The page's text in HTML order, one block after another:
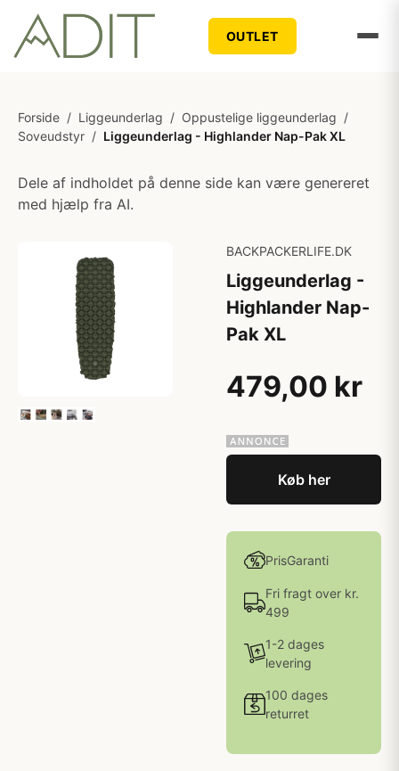
OUTLET
Forside / Liggeunderlag / Oppustelige liggeunderlag /
Soveudstyr / Liggeunderlag - Highlander Nap-Pak XL
Dele af indholdet på denne side kan være genereret
med hjælp fra AI.
BACKPACKERLIFE.DK
Liggeunderlag -
Highlander Nap-
Pak XL
479,00 kr
Køb her
PrisGaranti
Fri fragt over kr.
499
1-2 dages
levering
100 dages
returret